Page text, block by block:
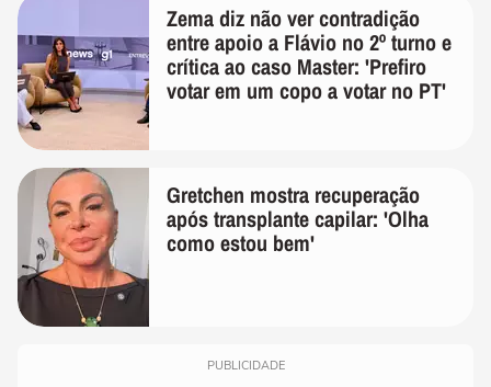
Zema diz não ver contradição
entre apoio a Flávio no 2º turno e
crítica ao caso Master: 'Prefiro
votar em um copo a votar no PT'
Gretchen mostra recuperação
após transplante capilar: 'Olha
como estou bem'
PUBLICIDADE